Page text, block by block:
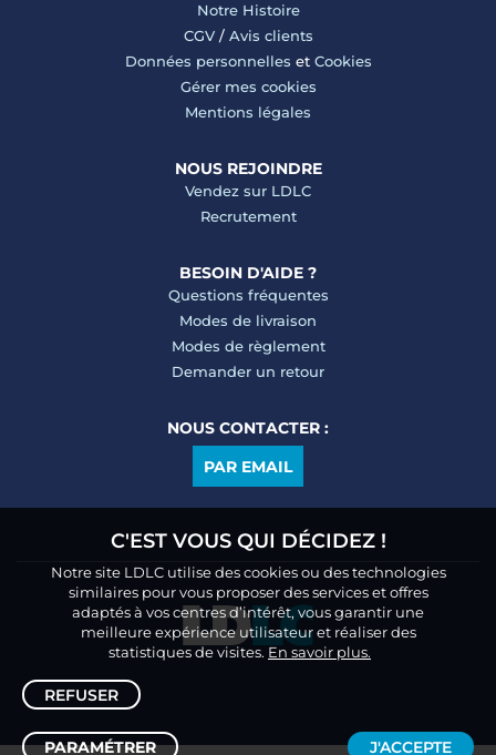
Notre Histoire
CGV/ Avis clients
Données personnelles et Cookies
Gérer mes cookies
Mentions légales
NOUS REJOINDRE
Vendez sur LDLC
Recrutement
BESOIN D'AIDE ?
Questions fréquentes
Modes de livraison
Modes de règlement
Demander un retour
NOUS CONTACTER :
PAR EMAIL
C'EST VOUS QUI DÉCIDEZ !
Notre site LDLC utilise des cookies ou des technologies
similaires pour vous proposer des services et offres
adaptés à vos centres d’intérêt, vous garantir une
meilleure expérience utilisateur et réaliser des
statistiques de visites. En savoir plus.
REFUSER
PARAMÉTRER J'ACCEPTE